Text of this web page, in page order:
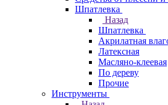
Шпатлевка
Назад
Шпатлевка
Акрилатная
Латексная
Масляно-клеевая
По дереву
Прочие
Инструменты